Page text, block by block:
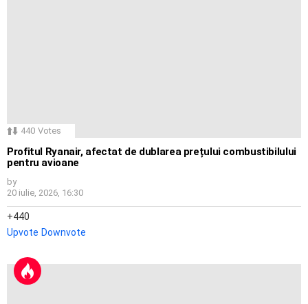
440 Votes
Profitul Ryanair, afectat de dublarea prețului combustibilului
pentru avioane
by
20 iulie, 2026, 16:30
440
Upvote Downvote